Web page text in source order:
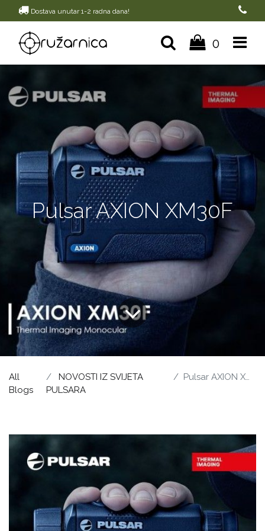
Dostava unutar 1-2 radna dana!
0
Pulsar AXION XM30F
All
Blogs
NOVOSTI IZ SVIJETA
PULSARA
Pulsar AXION XM30F